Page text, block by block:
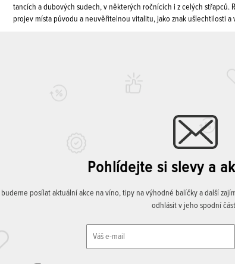
tancích a dubových sudech, v některých ročnících i z celých střapců.
projev místa původu a neuvěřitelnou vitalitu, jako znak ušlechtilosti a
Pohlídejte si slevy a
posílat aktuální akce na víno, tipy na výhodné balíčky a další
odhlásit v jeho spodní